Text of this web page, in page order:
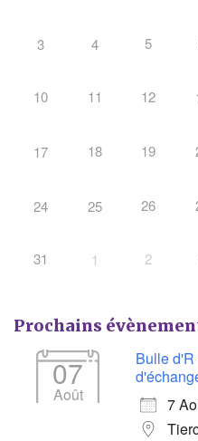
3 4 5
10 11 12
17 18 19
24 25 26
31 1 2
Prochains
07
Août
Bulle d'R
7